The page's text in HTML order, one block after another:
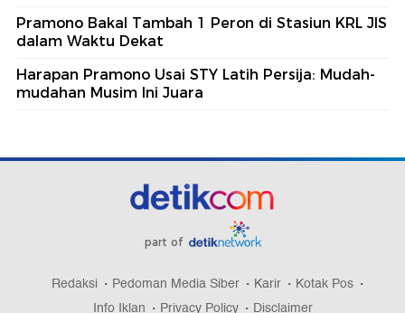
Pramono Bakal Tambah 1 Peron di Stasiun KRL JIS
dalam Waktu Dekat
Harapan Pramono Usai STY Latih Persija: Mudah-
mudahan Musim Ini Juara
part of
Redaksi Pedoman Media Siber Karir
Kotak Pos
Info Iklan
Privacy Policy Disclaimer